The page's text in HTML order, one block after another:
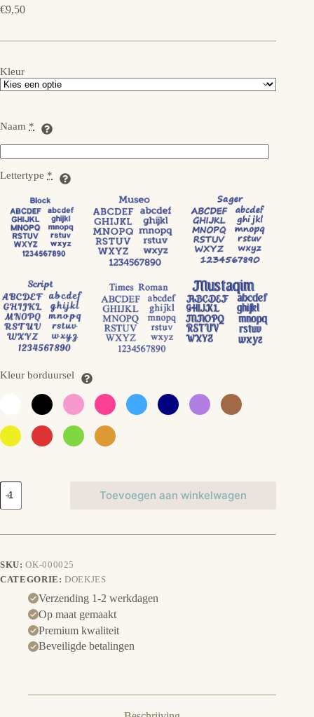
€9,50
Kleur
Naam *
Lettertype *
Kleur borduursel
Spuugdoekje
aantal
Toevoegen aan winkelwagen
SKU:OK-000025
CATEGORIE:DOEKJES
Verzending 1-2 werkdagen
Op maat gemaakt
Premium kwaliteit
Beveiligde betalingen